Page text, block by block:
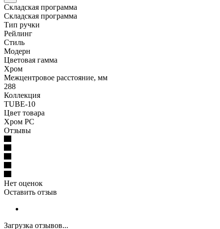
Складская программа
Складская программа
Тип ручки
Рейлинг
Стиль
Модерн
Цветовая гамма
Хром
Межцентровое расстояние, мм
288
Коллекция
TUBE-10
Цвет товара
Хром PC
Отзывы
Нет оценок
Оставить отзыв
Загрузка отзывов...